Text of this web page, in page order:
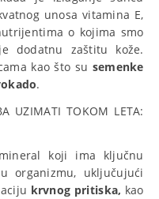
unosa vitamina E,
o kojima smo
dodatnu zaštitu kože.
kao što su semenke
.
UZIMATI TOKOM LETA:
koji ima ključnu
organizmu, uključujući
krvnog pritiska, kao